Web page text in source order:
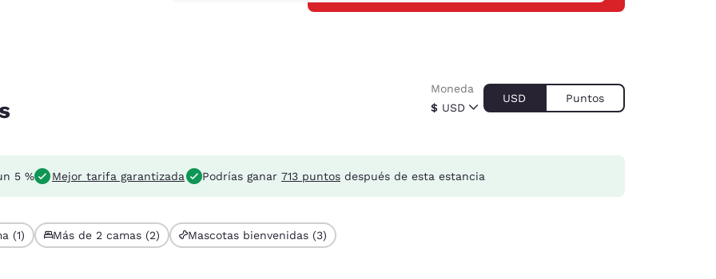
$ USD
Moneda
USD Puntos
5 % Mejor tarifa garantizada Podrías ganar 713 puntos después de esta estancia
(1) Más de 2 camas (2) Mascotas bienvenidas (3)